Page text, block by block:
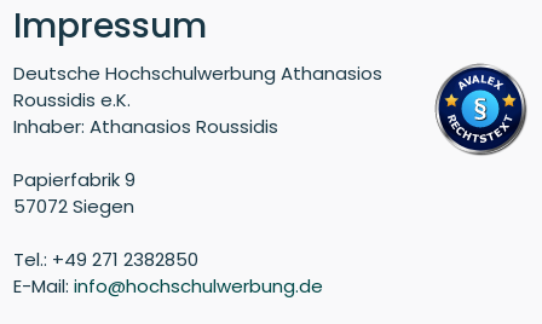
Impressum
Deutsche Hochschulwerbung Athanasios
Roussidis e.K.
Inhaber: Athanasios Roussidis
Papierfabrik 9
57072 Siegen
Tel.: +49 271 2382850
E-Mail:info@hochschulwerbung.de